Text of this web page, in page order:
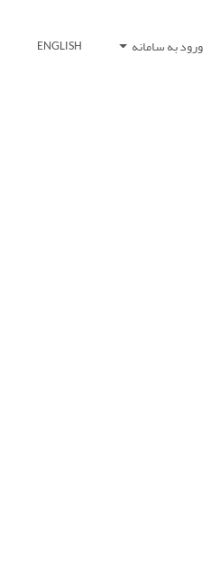
ورود به سامانه ENGLISH